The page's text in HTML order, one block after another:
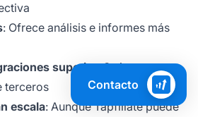
: Ofrece análisis e informes más
superior: Se integra con
terceros
escala: Aunque Tapfiliate puede
Contacto